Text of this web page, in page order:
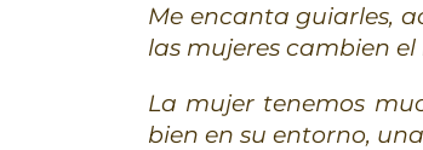
Me encanta guiarles,
las mujeres cambien
La mujer tenemos
bien en su entorno,